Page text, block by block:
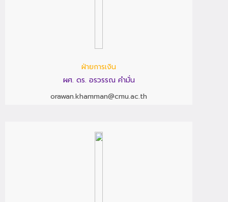
ฝ่ายการเงิน
ผศ. ดร. อรวรรณ คำมั่น
orawan.khamman@cmu.ac.th